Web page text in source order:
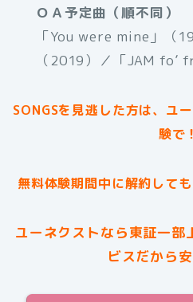
ＯＡ予定曲（順不同）
「You were mine」（
（2019）／「JAM fo’
SONGSを見逃した方は、ユ
験で！
無料体験期間中に解約して
ユーネクストなら東証一部
ビスだから